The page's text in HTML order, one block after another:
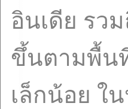
อินเดีย รว
ขึ้นตามพื้น
เล็กน้อย ใ